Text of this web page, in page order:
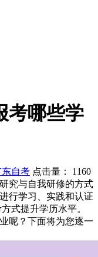
考哪些学
东自考 点击量： 1160
究与自我研修的方式
行学习、实践和认证
式提升学历水平。
呢？下面将为您逐一